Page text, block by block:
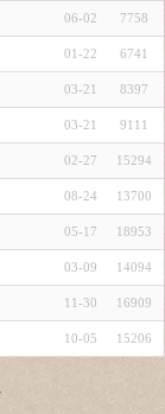
06-02 7758
01-22 6741
03-21 8397
03-21 9111
02-27 15294
08-24 13700
05-17 18953
03-09 14094
11-30 16909
10-05 15206